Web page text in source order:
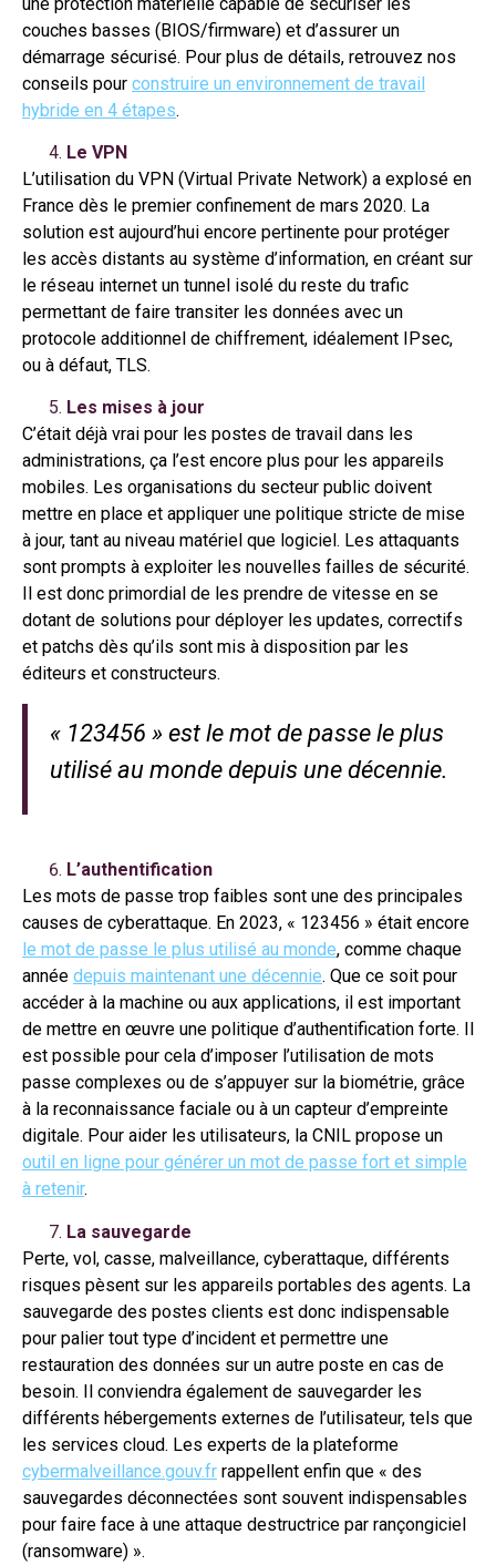
couches basses (BIOS/firmware) et d’assurer un
démarrage sécurisé. Pour plus de détails, retrouvez nos
conseils pour construire un environnement de travail
hybride en 4 étapes.
Le VPN
L’utilisation du VPN (Virtual Private Network) a explosé en
France dès le premier confinement de mars 2020. La
solution est aujourd’hui encore pertinente pour protéger
les accès distants au système d’information, en créant sur
le réseau internet un tunnel isolé du reste du trafic
permettant de faire transiter les données avec un
protocole additionnel de chiffrement, idéalement IPsec,
ou à défaut, TLS.
Les mises à jour
C’était déjà vrai pour les postes de travail dans les
administrations, ça l’est encore plus pour les appareils
mobiles. Les organisations du secteur public doivent
mettre en place et appliquer une politique stricte de mise
à jour, tant au niveau matériel que logiciel. Les attaquants
sont prompts à exploiter les nouvelles failles de sécurité.
Il est donc primordial de les prendre de vitesse en se
dotant de solutions pour déployer les updates, correctifs
et patchs dès qu’ils sont mis à disposition par les
éditeurs et constructeurs.
« 123456 » est le mot de passe le plus
utilisé au monde depuis une décennie.
L’authentification
Les mots de passe trop faibles sont une des principales
causes de cyberattaque. En 2023, « 123456 » était encore
le mot de passe le plus utilisé au monde, comme chaque
année depuis maintenant une décennie. Que ce soit pour
accéder à la machine ou aux applications, il est important
de mettre en œuvre une politique d’authentification forte. Il
est possible pour cela d’imposer l’utilisation de mots
passe complexes ou de s’appuyer sur la biométrie, grâce
à la reconnaissance faciale ou à un capteur d’empreinte
digitale. Pour aider les utilisateurs, la CNIL propose un
outil en ligne pour générer un mot de passe fort et simple
à retenir.
La sauvegarde
Perte, vol, casse, malveillance, cyberattaque, différents
risques pèsent sur les appareils portables des agents. La
sauvegarde des postes clients est donc indispensable
pour palier tout type d’incident et permettre une
restauration des données sur un autre poste en cas de
besoin. Il conviendra également de sauvegarder les
différents hébergements externes de l’utilisateur, tels que
les services cloud. Les experts de la plateforme
cybermalveillance.gouv.fr rappellent enfin que « des
sauvegardes déconnectées sont souvent indispensables
pour faire face à une attaque destructrice par rançongiciel
(ransomware) ».